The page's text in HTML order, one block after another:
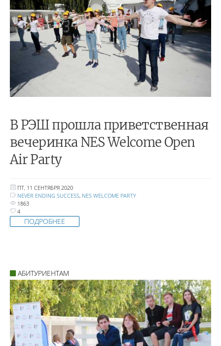
В РЭШ прошла приветственная
вечеринка NES Welcome Open
Air Party
ПТ, 11 СЕНТЯБРЯ 2020
NEVER ENDING SUCCESS NES WELCOME PARTY
1863
4
ПОДРОБНЕЕ
АБИТУРИЕНТАМ